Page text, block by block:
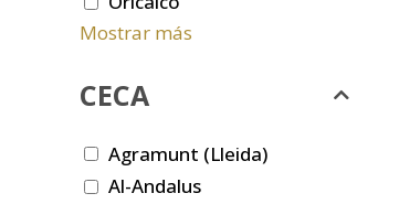
Mostrar más
CECA
Agramunt (Lleida)
Al-Andalus